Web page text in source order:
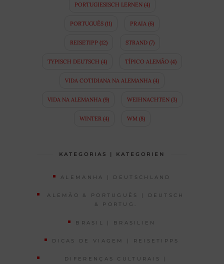
PORTUGIESISCH LERNEN(4)
PORTUGUÊS (11) PRAIA (6)
REISETIPP(12) STRAND(7)
TYPISCH DEUTSCH (4) TÍPICO ALEMÃO (4)
VIDA COTIDIANA NA ALEMANHA (4)
VIDA NA ALEMANHA(9) WEIHNACHTEN(3)
WINTER(4) WM(8)
KATEGORIAS | KATEGORIEN
ALEMANHA | DEUTSCHLAND
ALEMÃO & PORTUGUÊS | DEUTSCH
& PORTUG.
BRASIL | BRASILIEN
DICAS DE VIAGEM | REISETIPPS
DIFERENÇAS CULTURAIS |